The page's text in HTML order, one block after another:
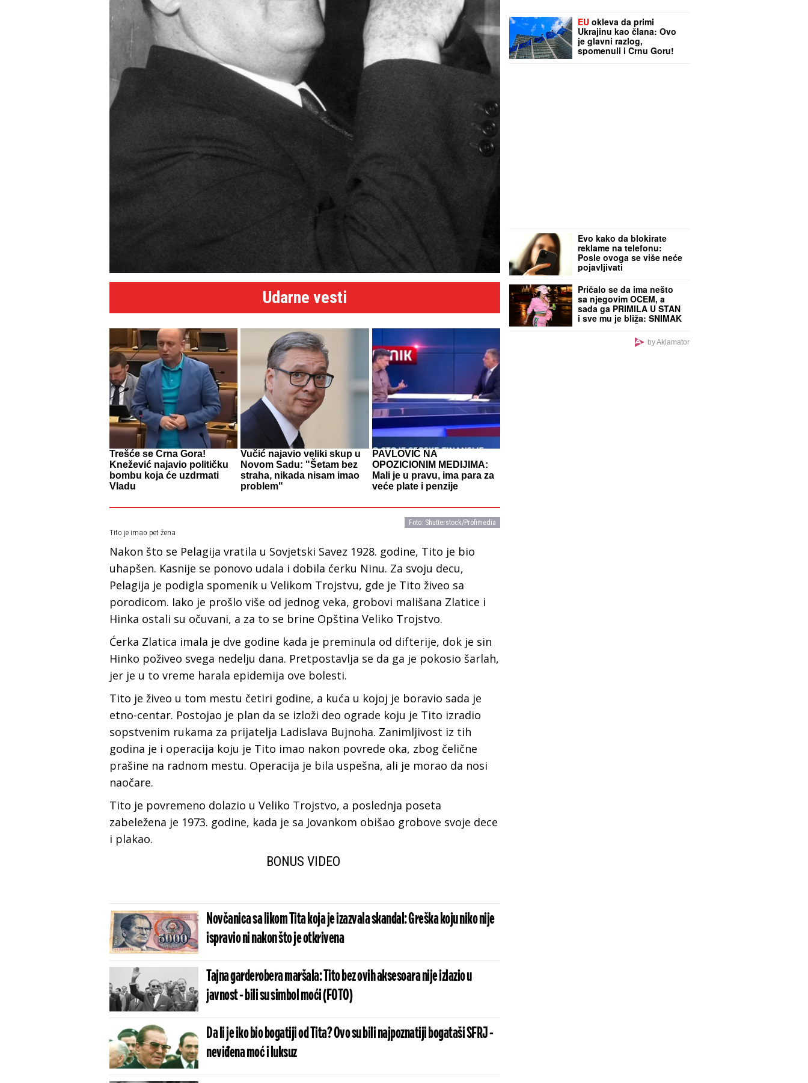
Foto: Shutterstock/Profimedia
Udarne vesti
Trešće se Crna Gora!
Knežević najavio političku
bombu koja će uzdrmati
Vladu
Vučić najavio veliki skup u
Novom Sadu: "Šetam bez
straha, nikada nisam imao
problem"
PAVLOVIĆ NA
OPOZICIONIM MEDIJIMA:
Mali je u pravu, ima para za
veće plate i penzije
Tito je imao pet žena
Nakon što se Pelagija vratila u Sovjetski Savez 1928. godine, Tito je bio
uhapšen. Kasnije se ponovo udala i dobila ćerku Ninu. Za svoju decu,
Pelagija je podigla spomenik u Velikom Trojstvu, gde je Tito živeo sa
porodicom. Iako je prošlo više od jednog veka, grobovi mališana Zlatice i
Hinka ostali su očuvani, a za to se brine Opština Veliko Trojstvo.
Ćerka Zlatica imala je dve godine kada je preminula od difterije, dok je sin
Hinko poživeo svega nedelju dana. Pretpostavlja se da ga je pokosio šarlah,
jer je u to vreme harala epidemija ove bolesti.
Tito je živeo u tom mestu četiri godine, a kuća u kojoj je boravio sada je
etno-centar. Postojao je plan da se izloži deo ograde koju je Tito izradio
sopstvenim rukama za prijatelja Ladislava Bujnoha. Zanimljivost iz tih
godina je i operacija koju je Tito imao nakon povrede oka, zbog čelične
prašine na radnom mestu. Operacija je bila uspešna, ali je morao da nosi
naočare.
Tito je povremeno dolazio u Veliko Trojstvo, a poslednja poseta
zabeležena je 1973. godine, kada je sa Jovankom obišao grobove svoje dece
i plakao.
BONUS VIDEO
Novčanica sa likom Tita koja je izazvala skandal: Greška koju niko nije
ispravio ni nakon što je otkrivena
Tajna garderobera maršala: Tito bez ovih aksesoara nije izlazio u
javnost - bili su simbol moći (FOTO)
Da li je iko bio bogatiji od Tita? Ovo su bili najpoznatiji bogataši SFRJ -
neviđena moć i luksuz
EU okleva da primi
Ukrajinu kao člana: Ovo
je glavni razlog,
spomenuli i Crnu Goru!
Evo kako da blokirate
reklame na telefonu:
Posle ovoga se više neće
pojavljivati
Pričalo se da ima nešto
sa njegovim OCEM, a
sada ga PRIMILA U STAN
i sve mu je bliža: SNIMAK
STANIJE I BIVŠEG
CIMERA USIJAO MREŽE!
by Aklamator